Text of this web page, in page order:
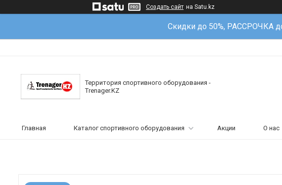
Создать сайт на Satu.kz
Скидки до 50%, РАССРОЧКА
Территория спортивного оборудования -
Trenager.KZ
Главная Каталог спортивного оборудования Акции О нас